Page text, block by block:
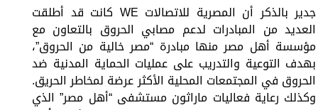
جدير بالذكر أن المصرية للاتصالات WE كانت قد أطلقت
العديد من المبادرات لدعم مصابي الحروق بالتعاون مع
مؤسسة أهل مصر منها مبادرة “مصر خالية من الحروق”،
بهدف التوعية والتدريب على عمليات الحماية المدنية ضد
الحروق في المجتمعات المحلية الأكثر عرضة لمخاطر الحريق.
وكذلك رعاية فعاليات ماراثون مستشفى “أهل مصر” الذي